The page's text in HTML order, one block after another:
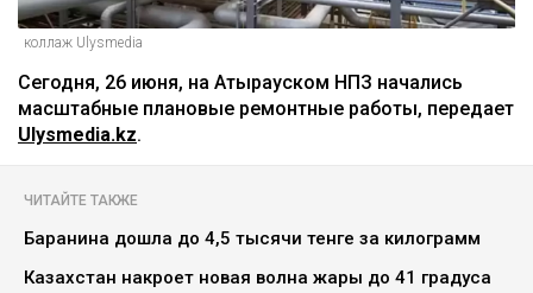
коллаж Ulysmedia
Сегодня, 26 июня, на Атырауском НПЗ начались
масштабные плановые ремонтные работы, передает
Ulysmedia.kz.
ЧИТАЙТЕ ТАКЖЕ
Баранина дошла до 4,5 тысячи тенге за килограмм
Казахстан накроет новая волна жары до 41 градуса